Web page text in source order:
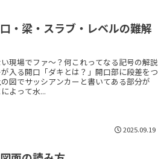
・梁・スラブ・レベルの難解
現場でファ〜？何これってなる記号の解説
入る開口「ダキとは？」開口部に段差をつ
図でサッシアンカーと書いてある部分が
よって水...
2025.09.19